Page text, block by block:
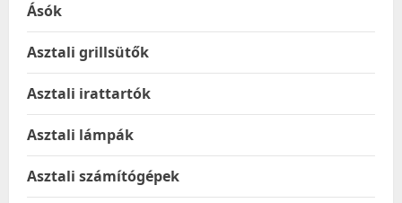
Ásók
Asztali grillsütők
Asztali irattartók
Asztali lámpák
Asztali számítógépek